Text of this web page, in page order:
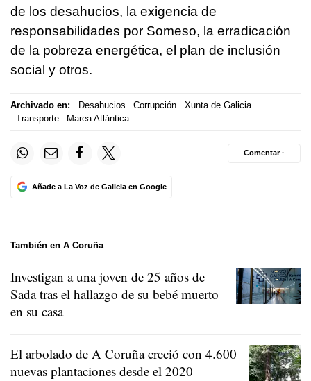
de los desahucios, la exigencia de
responsabilidades por Someso, la erradicación
de la pobreza energética, el plan de inclusión
social y otros.
Archivado en: Desahucios Corrupción
Xunta de Galicia
Transporte
Marea Atlántica
Añade a La Voz de Galicia en Google
Comentar ·
También en A Coruña
Investigan a una joven de 25 años de
Sada tras el hallazgo de su bebé muerto
en su casa
El arbolado de A Coruña creció con 4.600
nuevas plantaciones desde el 2020